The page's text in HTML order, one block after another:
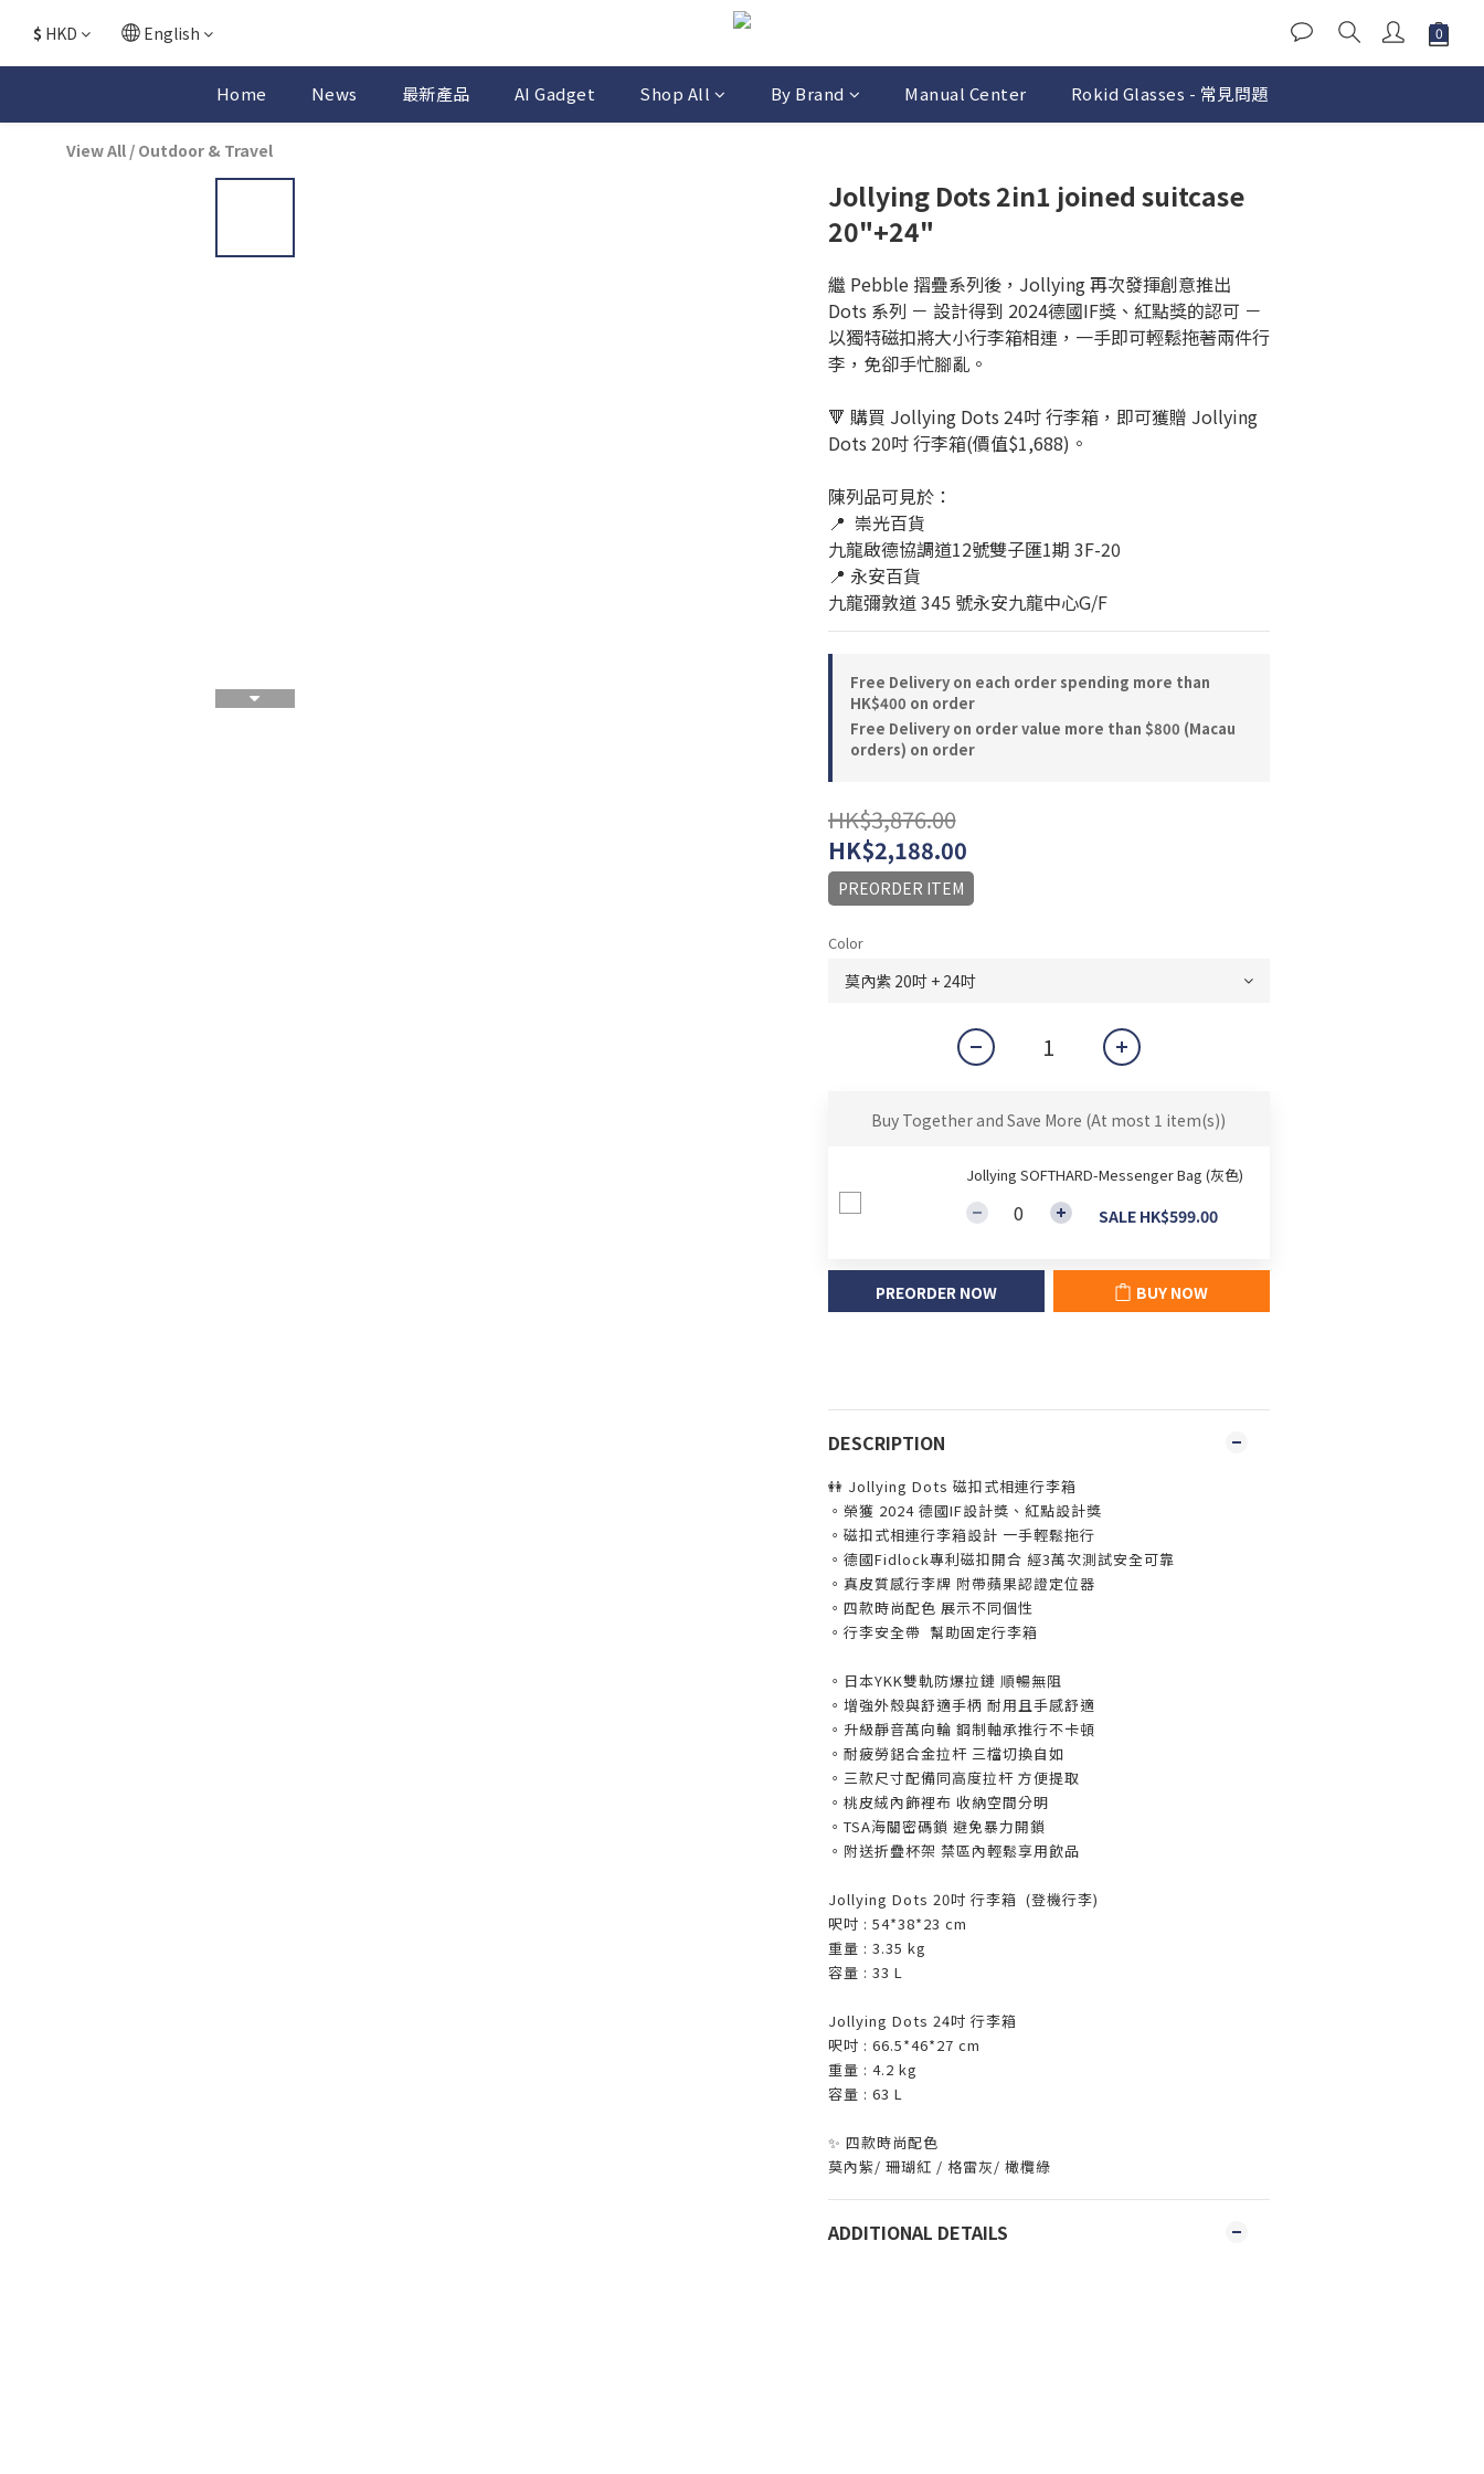
$ HKD English
Home News 最新產品 AI Gadget Shop All By Brand Manual Center Rokid Glasses - 常見問題
View All / Outdoor & Travel
Jollying Dots 2in1 joined suitcase
20"+24"
繼 Pebble 摺疊系列後，Jollying 再次發揮創意推出
Dots 系列 － 設計得到 2024德國IF獎、紅點獎的認可 －
以獨特磁扣將大小行李箱相連，一手即可輕鬆拖著兩件行
李，免卻手忙腳亂。
🔻 購買 Jollying Dots 24吋 行李箱，即可獲贈 Jollying
Dots 20吋 行李箱(價值$1,688)。
陳列品可見於：
📍  崇光百貨
九龍啟德協調道12號雙子匯1期 3F-20
📍 永安百貨
九龍彌敦道 345 號永安九龍中心G/F
Free Delivery on each order spending more than
HK$400 on order
Free Delivery on order value more than $800 (Macau
orders) on order
HK$3,876.00
HK$2,188.00
PREORDER ITEM
Color
Buy Together and Save More (At most 1 item(s))
Jollying SOFTHARD-Messenger Bag (灰色)
SALE HK$599.00
PREORDER NOW BUY NOW
DESCRIPTION
👭 Jollying Dots 磁扣式相連行李箱
。榮獲 2024 德國IF設計獎、紅點設計獎
。磁扣式相連行李箱設計 一手輕鬆拖行
。德國Fidlock專利磁扣開合 經3萬次測試安全可靠
。真皮質感行李牌 附帶蘋果認證定位器
。四款時尚配色 展示不同個性
。行李安全帶 幫助固定行李箱
。日本YKK雙軌防爆拉鏈 順暢無阻
。增強外殼與舒適手柄 耐用且手感舒適
。升級靜音萬向輪 鋼制軸承推行不卡頓
。耐疲勞鋁合金拉杆 三檔切換自如
。三款尺寸配備同高度拉杆 方便提取
。桃皮絨內飾裡布 收納空間分明
。TSA海關密碼鎖 避免暴力開鎖
。附送折疊杯架 禁區內輕鬆享用飲品
Jollying Dots 20吋 行李箱 (登機行李)
呎吋 : 54*38*23 cm
重量 : 3.35 kg
容量 : 33 L
Jollying Dots 24吋 行李箱
呎吋 : 66.5*46*27 cm
重量 : 4.2 kg
容量 : 63 L
✨ 四款時尚配色
莫內紫/ 珊瑚紅 / 格雷灰/ 橄欖綠
ADDITIONAL DETAILS